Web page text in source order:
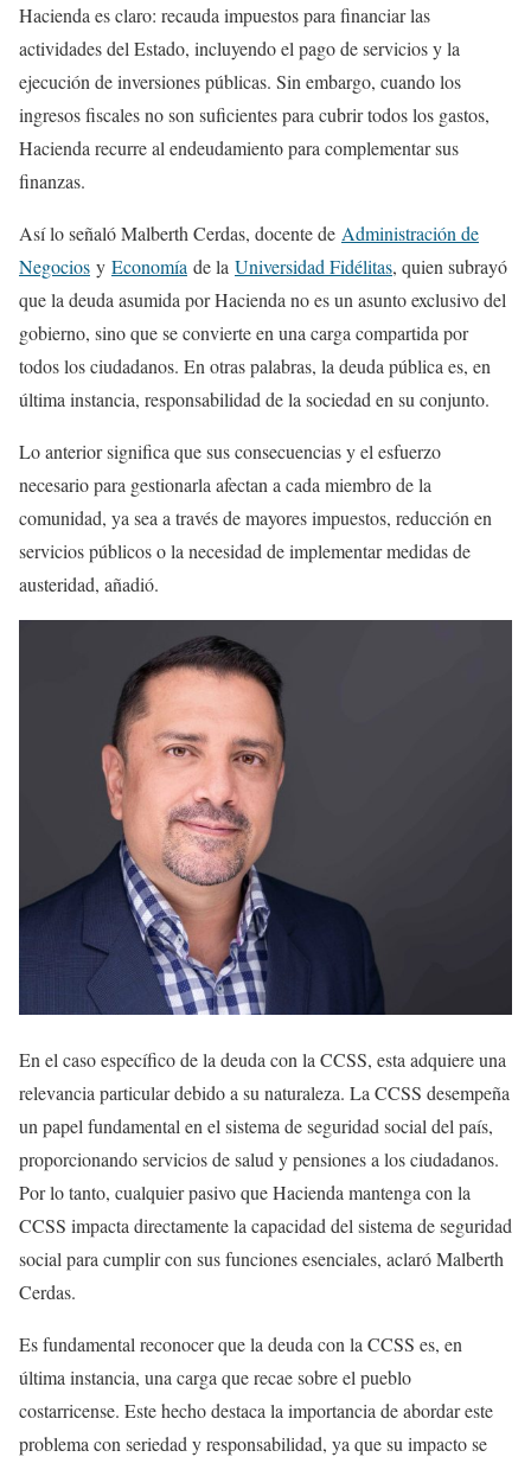
Hacienda es claro: recauda impuestos para financiar las
actividades del Estado, incluyendo el pago de servicios y la
ejecución de inversiones públicas. Sin embargo, cuando los
ingresos fiscales no son suficientes para cubrir todos los gastos,
Hacienda recurre al endeudamiento para complementar sus
finanzas.
Así lo señaló Malberth Cerdas, docente de Administración de
Negocios y Economía de la Universidad Fidélitas, quien subrayó
que la deuda asumida por Hacienda no es un asunto exclusivo del
gobierno, sino que se convierte en una carga compartida por
todos los ciudadanos. En otras palabras, la deuda pública es, en
última instancia, responsabilidad de la sociedad en su conjunto.
Lo anterior significa que sus consecuencias y el esfuerzo
necesario para gestionarla afectan a cada miembro de la
comunidad, ya sea a través de mayores impuestos, reducción en
servicios públicos o la necesidad de implementar medidas de
austeridad, añadió.
En el caso específico de la deuda con la CCSS, esta adquiere una
relevancia particular debido a su naturaleza. La CCSS desempeña
un papel fundamental en el sistema de seguridad social del país,
proporcionando servicios de salud y pensiones a los ciudadanos.
Por lo tanto, cualquier pasivo que Hacienda mantenga con la
CCSS impacta directamente la capacidad del sistema de seguridad
social para cumplir con sus funciones esenciales, aclaró Malberth
Cerdas.
Es fundamental reconocer que la deuda con la CCSS es, en
última instancia, una carga que recae sobre el pueblo
costarricense. Este hecho destaca la importancia de abordar este
problema con seriedad y responsabilidad, ya que su impacto se